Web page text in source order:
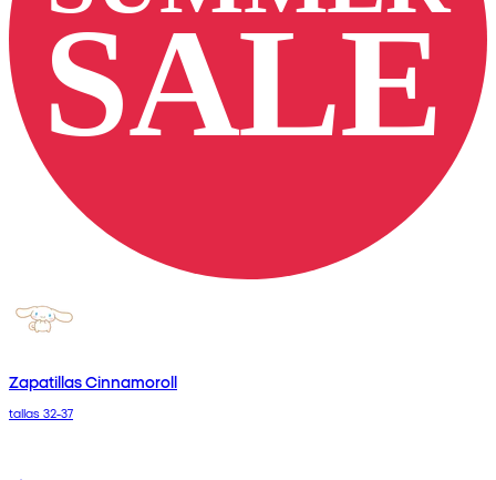
Zapatillas Cinnamoroll
tallas 32-37